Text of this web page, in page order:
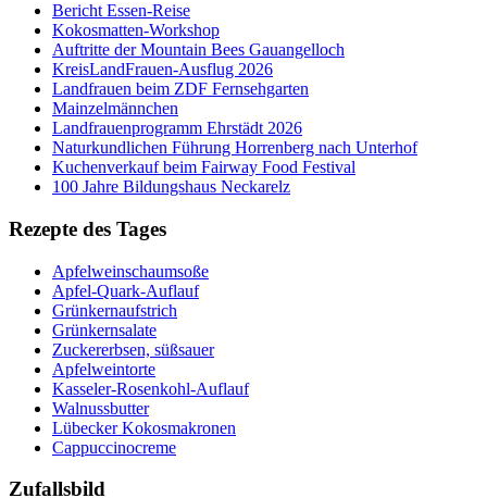
Bericht Essen-Reise
Kokosmatten-Workshop
Auftritte der Mountain Bees Gauangelloch
KreisLandFrauen-Ausflug 2026
Landfrauen beim ZDF Fernsehgarten
Mainzelmännchen
Landfrauenprogramm Ehrstädt 2026
Naturkundlichen Führung Horrenberg nach Unterhof
Kuchenverkauf beim Fairway Food Festival
100 Jahre Bildungshaus Neckarelz
Rezepte des Tages
Apfelweinschaumsoße
Apfel-Quark-Auflauf
Grünkernaufstrich
Grünkernsalate
Zuckererbsen, süßsauer
Apfelweintorte
Kasseler-Rosenkohl-Auflauf
Walnussbutter
Lübecker Kokosmakronen
Cappuccinocreme
Zufallsbild